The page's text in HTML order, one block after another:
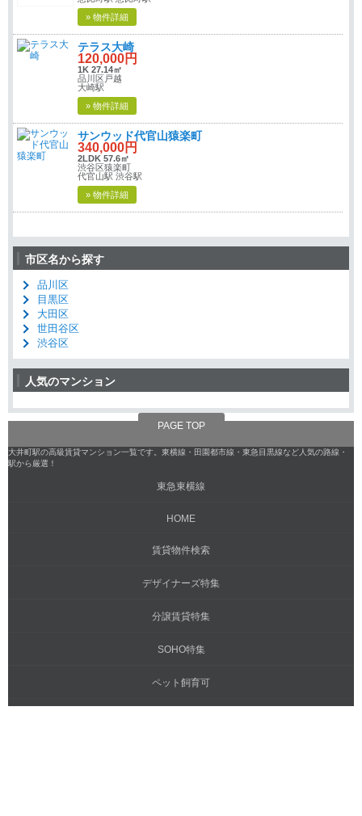
» 物件詳細
テラス大崎
120,000円
1K 27.14㎡
品川区戸越
大崎駅
» 物件詳細
サンウッド代官山猿楽町
340,000円
2LDK 57.6㎡
渋谷区猿楽町
代官山駅 渋谷駅
» 物件詳細
市区名から探す
品川区
目黒区
大田区
世田谷区
渋谷区
人気のマンション
PAGE TOP
大井町駅の高級賃貸マンション一覧です。東横線・田園都市線・東急目黒線など人気の路線・
駅から厳選！
東急東横線
HOME
賃貸物件検索
デザイナーズ特集
分譲賃貸特集
SOHO特集
ペット飼育可